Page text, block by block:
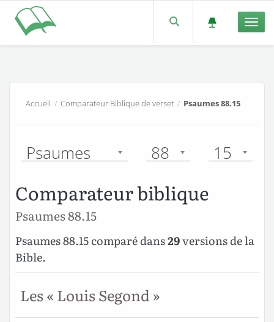
Accueil / Comparateur Biblique de verset/ Psaumes 88.15
Psaumes 88 15
Comparateur biblique
Psaumes 88.15
Psaumes 88.15 comparé dans29versions de la
Bible.
Les « Louis Segond »